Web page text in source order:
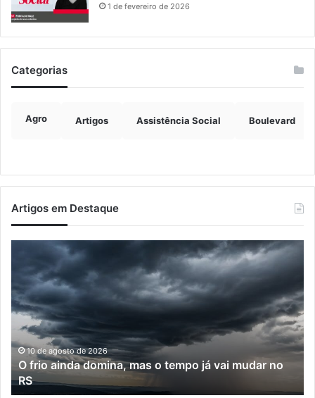
1 de fevereiro de 2026
Categorias
Agro Artigos Assistência Social Boulevard
Artigos em Destaque
ainda
domina,
mas
tempo
já
vai
mudar
no
10 de agosto de 2026
O frio ainda domina, mas o tempo já vai mudar no
RS
as